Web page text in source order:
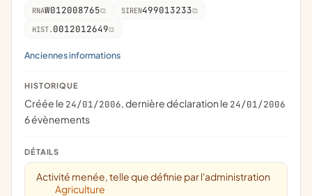
RNAW012008765 SIREN499013233
HIST. 0012012649
Anciennes informations
HISTORIQUE
Créée le 24/01/2006, dernière déclaration le 24/01/2006
6 évènements
DÉTAILS
Activité menée, telle que définie par l'administration
Agriculture